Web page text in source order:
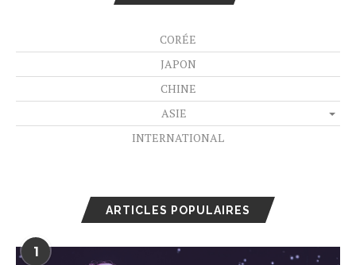
CORÉE
JAPON
CHINE
ASIE
INTERNATIONAL
ARTICLES POPULAIRES
1